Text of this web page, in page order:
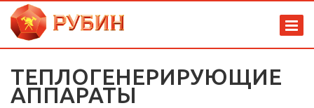
ТЕПЛОГЕНЕРИРУЮЩИЕ
АППАРАТЫ